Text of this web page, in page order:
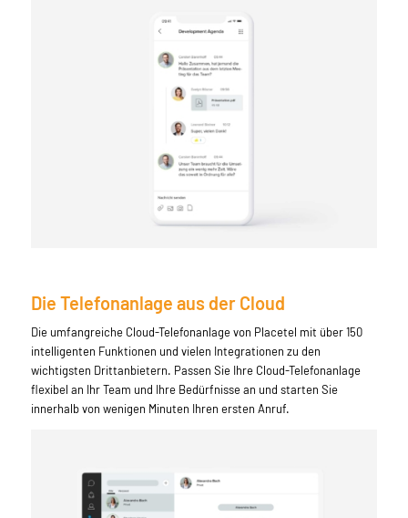
Die Telefonanlage aus der Cloud
Die umfangreiche Cloud-Telefonanlage von Placetel mit über 150
intelligenten Funktionen und vielen Integrationen zu den
wichtigsten Drittanbietern. Passen Sie Ihre Cloud-Telefonanlage
flexibel an Ihr Team und Ihre Bedürfnisse an und starten Sie
innerhalb von wenigen Minuten Ihren ersten Anruf.